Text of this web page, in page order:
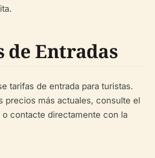
de Entradas
tarifas de entrada para turistas.
precios más actuales, consulte el
o contacte directamente con la